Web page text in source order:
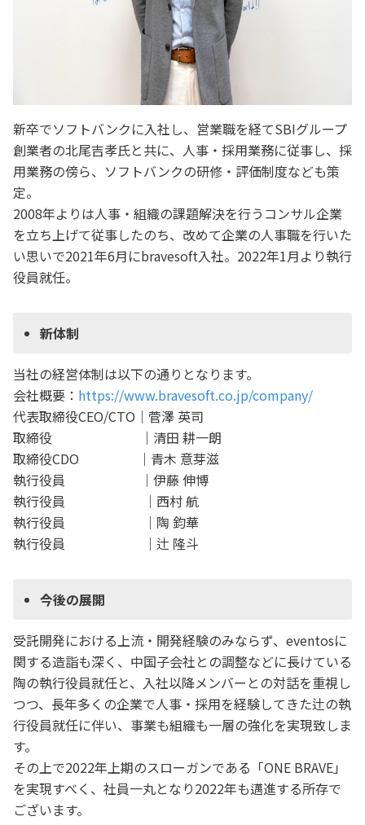
新卒でソフトバンクに入社し、営業職を経てSBIグループ
創業者の北尾吉孝氏と共に、人事・採用業務に従事し、採
用業務の傍ら、ソフトバンクの研修・評価制度なども策
定。
2008年よりは人事・組織の課題解決を行うコンサル企業
を立ち上げて従事したのち、改めて企業の人事職を行いた
い思いで2021年6月にbravesoft入社。2022年1月より執行
役員就任。
新体制
当社の経営体制は以下の通りとなります。
会社概要： https://www.bravesoft.co.jp/company/
代表取締役CEO/CTO｜菅澤 英司
取締役 ｜清田 耕一朗
取締役CDO ｜青木 意芽滋
執行役員 ｜伊藤 伸博
執行役員 ｜西村 航
執行役員 ｜陶 鈞華
執行役員 ｜辻 隆斗
今後の展開
受託開発における上流・開発経験のみならず、eventosに
関する造詣も深く、中国子会社との調整などに長けている
陶の執行役員就任と、入社以降メンバーとの対話を重視し
つつ、長年多くの企業で人事・採用を経験してきた辻の執
行役員就任に伴い、事業も組織も一層の強化を実現致しま
す。
その上で2022年上期のスローガンである「ONE BRAVE」
を実現すべく、社員一丸となり2022年も邁進する所存で
ございます。